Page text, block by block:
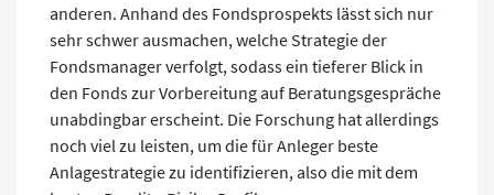
anderen. Anhand des Fondsprospekts lässt sich nur
sehr schwer ausmachen, welche Strategie der
Fondsmanager verfolgt, sodass ein tieferer Blick in
den Fonds zur Vorbereitung auf Beratungsgespräche
unabdingbar erscheint. Die Forschung hat allerdings
noch viel zu leisten, um die für Anleger beste
Anlagestrategie zu identifizieren, also die mit dem